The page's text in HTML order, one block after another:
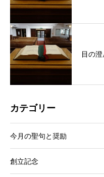
目の
カテゴリー
今月の聖句と奨励
創立記念